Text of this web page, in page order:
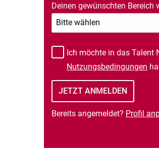
Deinen gewünschten Bereich
Ich möchte in das Talent
Nutzungsbedingungen
Bereits angemeldet? Profil